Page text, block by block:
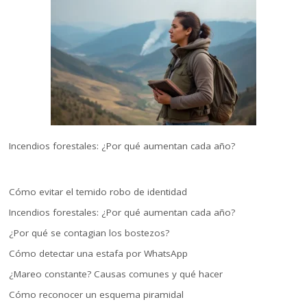
Incendios forestales: ¿Por qué aumentan cada año?
Cómo evitar el temido robo de identidad
Incendios forestales: ¿Por qué aumentan cada año?
¿Por qué se contagian los bostezos?
Cómo detectar una estafa por WhatsApp
¿Mareo constante? Causas comunes y qué hacer
Cómo reconocer un esquema piramidal